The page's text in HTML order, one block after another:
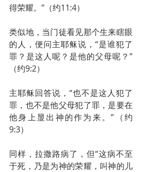
得荣耀。”（约11:4）
类似地，当门徒看见那个生来瞎眼
的人，便问主耶稣说，“是谁犯了
罪？是这人呢？是他的父母呢？”
（约9:2）
主耶稣回答说，“也不是这人犯了
罪，也不是他父母犯了罪，是要在
他身上显出神的作为来。”（约
9:3）
同样，拉撒路病了，但“这病不至
于死，乃是为神的荣耀，叫神的儿